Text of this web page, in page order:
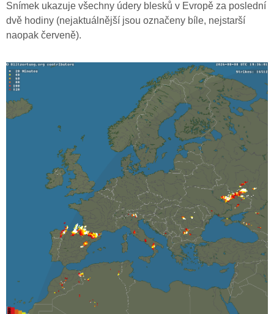
Snímek ukazuje všechny údery blesků v Evropě za poslední
dvě hodiny (nejaktuálnější jsou označeny bíle, nejstarší
naopak červeně).